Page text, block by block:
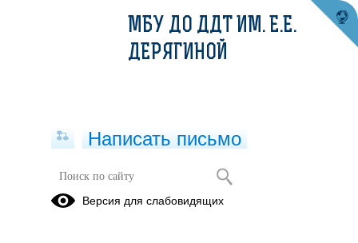
МБУ ДО ДДТ ИМ. Е.Е.
ДЕРЯГИНОЙ
Написать письмо
Версия для слабовидящих